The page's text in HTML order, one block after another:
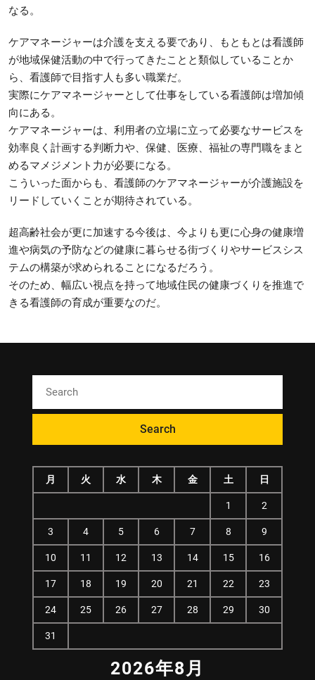
なる。
ケアマネージャーは介護を支える要であり、もともとは看護師
が地域保健活動の中で行ってきたことと類似していることか
ら、看護師で目指す人も多い職業だ。
実際にケアマネージャーとして仕事をしている看護師は増加傾
向にある。
ケアマネージャーは、利用者の立場に立って必要なサービスを
効率良く計画する判断力や、保健、医療、福祉の専門職をまと
めるマメジメント力が必要になる。
こういった面からも、看護師のケアマネージャーが介護施設を
リードしていくことが期待されている。
超高齢社会が更に加速する今後は、今よりも更に心身の健康増
進や病気の予防などの健康に暮らせる街づくりやサービスシス
テムの構築が求められることになるだろう。
そのため、幅広い視点を持って地域住民の健康づくりを推進で
きる看護師の育成が重要なのだ。
2026年8月
月 火 水 木 金 土 日
1 2
3 4 5 6 7 8 9
10 11 12 13 14 15 16
17 18 19 20 21 22 23
24 25 26 27 28 29 30
31